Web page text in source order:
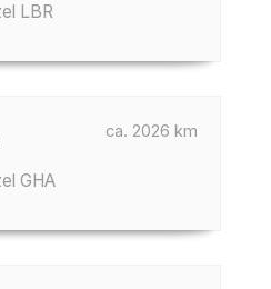
LBR
ca. 2026 km
GHA